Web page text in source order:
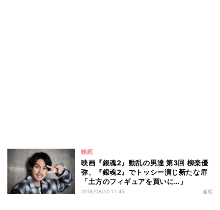
映画
映画『銀魂2』動乱の男達 第3回 柳楽優
弥、『銀魂2』でトッシー演じ新たな扉
「土方のフィギュアを買いに…」
2018/08/10 11:45 連載